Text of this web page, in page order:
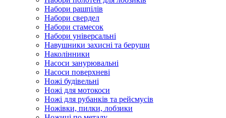
Набори рашпілів
Набори свердел
Набори стамесок
Набори універсальні
Навушники захисні та беруши
Наколінники
Насоси занурювальні
Насоси поверхневі
Ножі будівельні
Ножі для мотокоси
Ножі для рубанків та рейсмусів
Ножівки, пилки, лобзики